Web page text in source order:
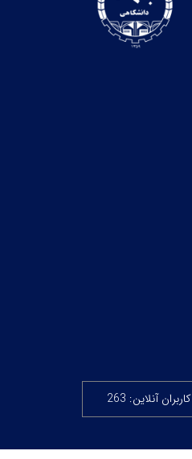
کاربران آنلاین: 263